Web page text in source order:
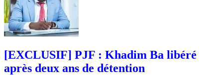
[EXCLUSIF] PJF : Khadim Ba libéré
après deux ans de détention